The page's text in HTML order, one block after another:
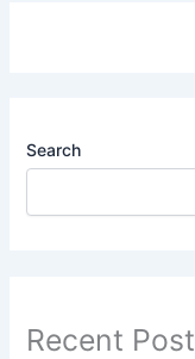
Search
Recent